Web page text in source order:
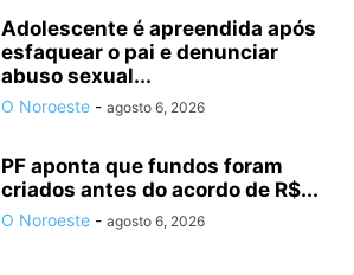
Adolescente é apreendida após
esfaquear o pai e denunciar
abuso sexual...
O Noroeste - agosto 6, 2026
PF aponta que fundos foram
criados antes do acordo de R$...
O Noroeste - agosto 6, 2026